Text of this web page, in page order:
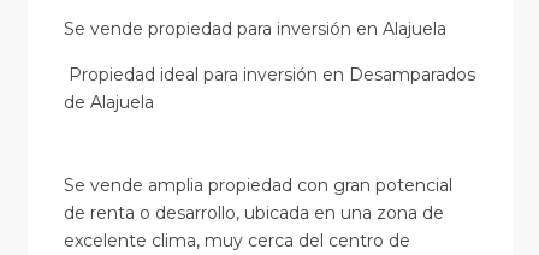
Se vende propiedad para inversión en Alajuela
Propiedad ideal para inversión en Desamparados
de Alajuela
Se vende amplia propiedad con gran potencial
de renta o desarrollo, ubicada en una zona de
excelente clima, muy cerca del centro de